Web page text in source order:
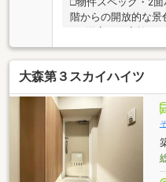
階からの開放的な景
に・専有部の給配
りのリノベ□立地・
へ直通・お子様・愛
る 大型公園も身近
徒歩3分ほどにスー
共用部・オートロッ
ネット予約がお勧め
をタップ(2) ご希望
で 予約完了
大森第３スカイハイツ